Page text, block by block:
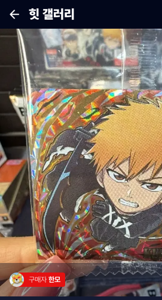
힛 갤러리
구매자 한모